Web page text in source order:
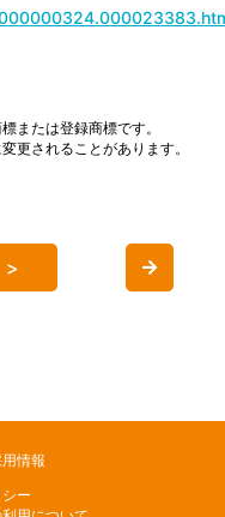
または登録商標です。
更されることがあります。
情報
ー